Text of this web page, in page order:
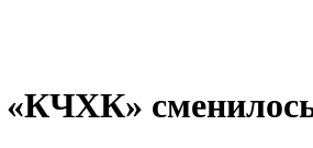
сменилось